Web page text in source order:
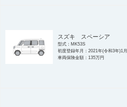
スズキ スペーシア
型式：MK53S
初度登録年月：2021年(令和3年)1月
車両保険金額：135万円